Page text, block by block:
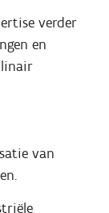
verder
en
van